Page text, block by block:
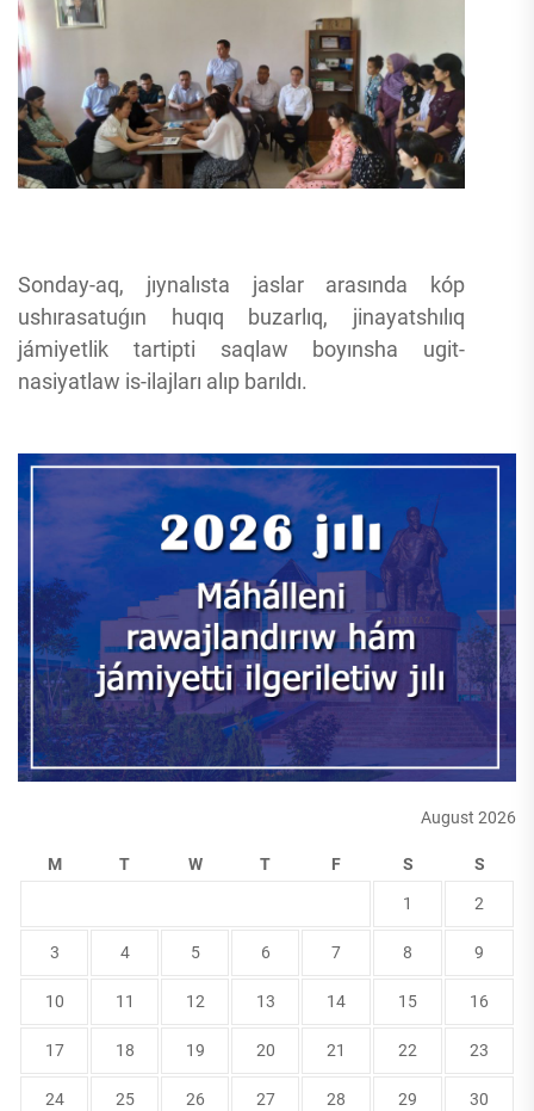
Sonday-aq, jıynalısta jaslar arasında kóp
ushırasatuǵın huqıq buzarlıq, jinayatshılıq
jámiyetlik tartipti saqlaw boyınsha ugit-
nasiyatlaw is-ilajları alıp barıldı.
August 2026
M T W T F S S
1 2
3 4 5 6 7 8 9
10 11 12 13 14 15 16
17 18 19 20 21 22 23
24 25 26 27 28 29 30